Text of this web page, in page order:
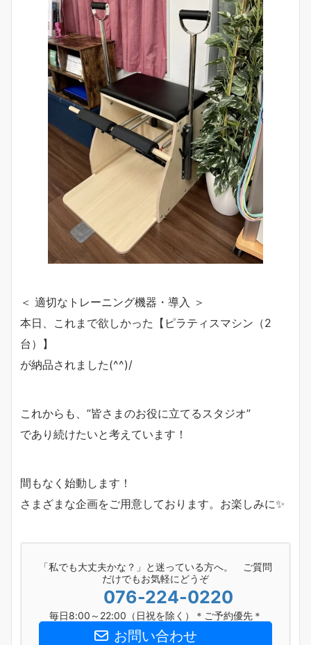
＜ 適切なトレーニング機器・導入 ＞
本日、これまで欲しかった【ピラティスマシン（2
台）】
が納品されました(^^)/
これからも、”皆さまのお役に立てるスタジオ”
であり続けたいと考えています！
間もなく始動します！
さまざまな企画をご用意しております。お楽しみに✨
「私でも大丈夫かな？」と迷っている方へ。 ご質問
だけでもお気軽にどうぞ
076-224-0220
毎日8:00～22:00（日祝を除く）＊ご予約優先＊
お問い合わせ